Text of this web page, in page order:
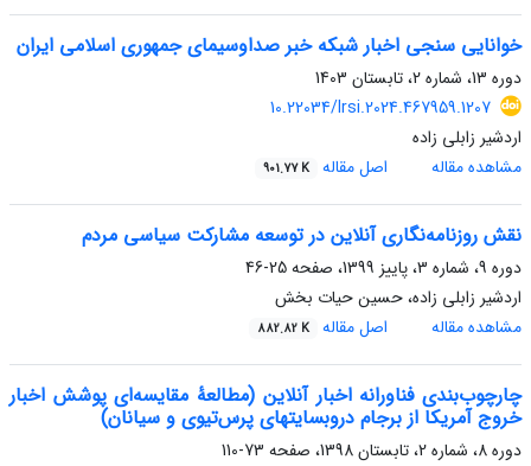
خوانایی سنجی اخبار شبکه خبر صداوسیمای جمهوری اسلامی ایران
دوره 13، شماره 2، تابستان 1403
10.22034/lrsi.2024.467959.1207
اردشیر زابلی زاده
مشاهده مقاله
اصل مقاله 901.77 K
نقش روزنامه‌نگاری آنلاین در توسعه مشارکت سیاسی مردم
دوره 9، شماره 3، پاییز 1399، صفحه
25-46
اردشیر زابلی زاده، حسین حیات بخش
مشاهده مقاله
اصل مقاله 882.82 K
چارچوب‌بندی فناورانه اخبار آنلاین (مطالعۀ مقایسه‌ای پوشش اخبار
خروج آمریکا از برجام دروبسایتهای پرس‌تیوی و سیانان)
دوره 8، شماره 2، تابستان 1398، صفحه
73-110